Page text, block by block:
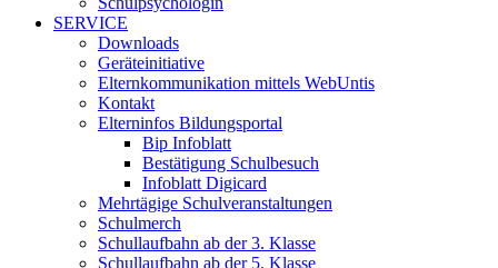
SERVICE
Downloads
Geräteinitiative
Elternkommunikation mittels WebUntis
Kontakt
Elterninfos Bildungsportal
Bip Infoblatt
Bestätigung Schulbesuch
Infoblatt Digicard
Mehrtägige Schulveranstaltungen
Schulmerch
Schullaufbahn ab der 3. Klasse
Schullaufbahn ab der 5. Klasse